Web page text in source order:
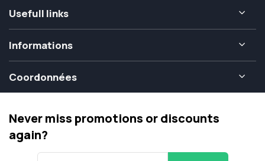
Usefull links
Informations
Coordonnées
Never miss promotions or discounts
again?